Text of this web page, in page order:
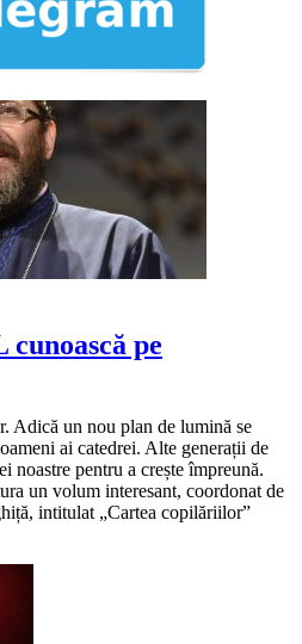
pe
Adică un nou plan de lumină se
ai catedrei. Alte generații de
noastre pentru a crește împreună.
un volum interesant, coordonat de
intitulat „Cartea copilăriilor”